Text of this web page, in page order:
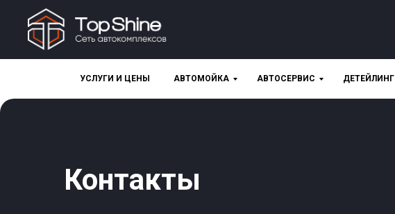
УСЛУГИ И ЦЕНЫ АВТОМОЙКА АВТОСЕРВИС ДЕТЕЙЛИНГ
Контакты